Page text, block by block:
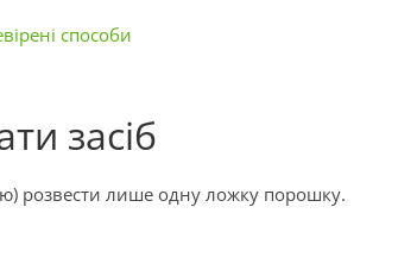
способи
засіб
розвести лише одну ложку порошку.